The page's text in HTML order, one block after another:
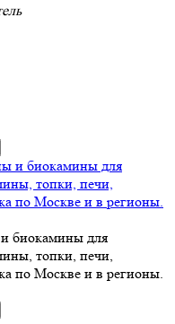
биокамины для
топки, печи,
по Москве и в регионы.